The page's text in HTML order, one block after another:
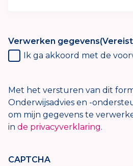
Verwerken gegevens
Ik ga akkoord met de
Met het versturen van dit
Onderwijsadvies en -
om mijn gegevens te
in de privacyverklaring.
CAPTCHA